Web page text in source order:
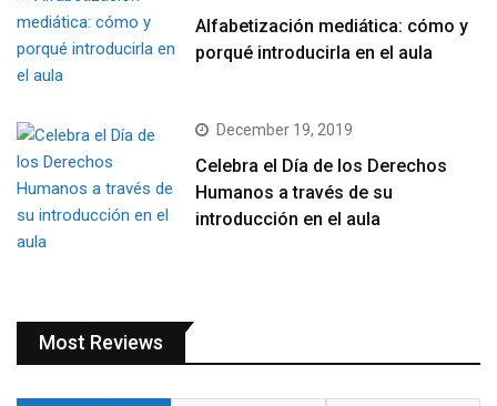
Alfabetización mediática: cómo y
porqué introducirla en el aula
December 19, 2019
Celebra el Día de los Derechos
Humanos a través de su
introducción en el aula
Most Reviews